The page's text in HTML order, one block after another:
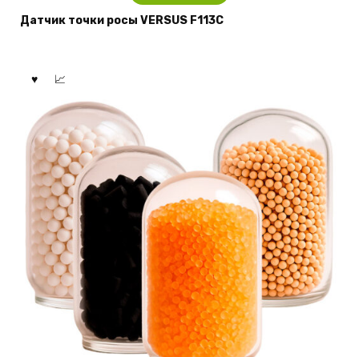
Датчик точки росы VERSUS F113C